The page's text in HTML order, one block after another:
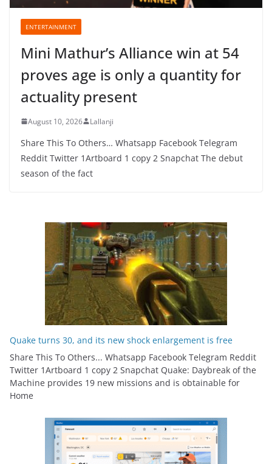
ENTERTAINMENT
Mini Mathur’s Alliance win at 54
proves age is only a quantity for
actuality present
August 10, 2026 Lallanji
Share This To Others… Whatsapp Facebook Telegram
Reddit Twitter 1Artboard 1 copy 2 Snapchat The debut
season of the fact
Quake turns 30, and its new shock enlargement is free
Share This To Others... Whatsapp Facebook Telegram Reddit
Twitter 1Artboard 1 copy 2 Snapchat Quake: Daybreak of the
Machine provides 19 new missions and is obtainable for
Home